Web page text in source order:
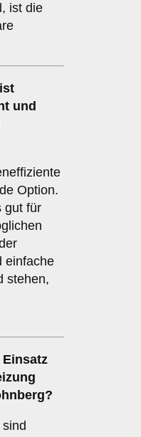
ist die
und
Option.
gut für
einfache
stehen,